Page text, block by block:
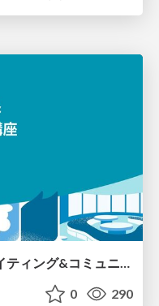
【セーフィー】テクニカルライティング&コミュニケーション実践講座（26新卒エンジニア向け研修資料）
0 290